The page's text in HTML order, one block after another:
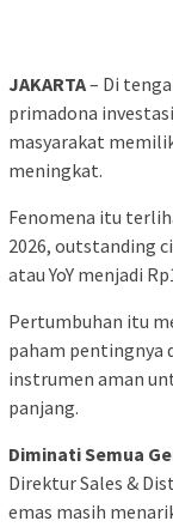
JAKARTA– Di
primadona
masyarakat
meningkat.
Fenomena itu
2026, outstanding
atau YoY menjadi
Pertumbuhan itu
paham pentingnya
instrumen aman
panjang.
Diminati Semua
Direktur Sales &
emas masih